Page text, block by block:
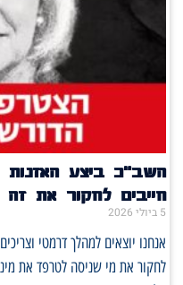
השב"כ ביצע האזנות
חייבים לחקור את זה
5 ביולי 2026
אנחנו יוצאים למהלך דרמטי
לחקור את מי שניסה לטרפד את